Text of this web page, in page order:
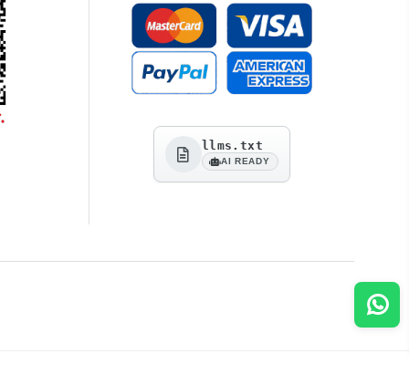
llms.txt
AI READY